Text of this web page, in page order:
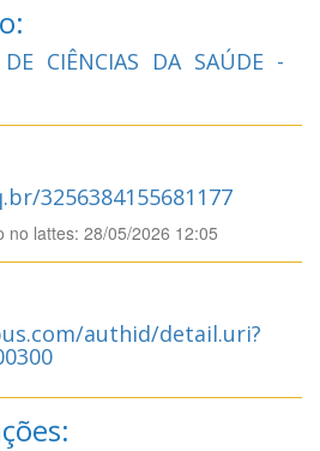
DE CIÊNCIAS DA SAÚDE -
3256384155681177
no lattes: 28/05/2026 12:05
authid/detail.uri?